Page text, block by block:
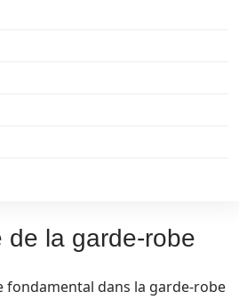
de la garde-robe
fondamental dans la garde-robe